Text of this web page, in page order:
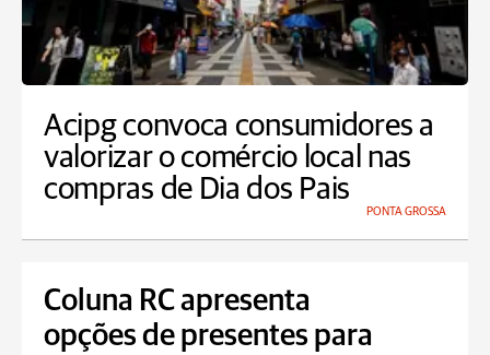
Acipg convoca consumidores a
valorizar o comércio local nas
compras de Dia dos Pais
PONTA GROSSA
Coluna RC apresenta
opções de presentes para